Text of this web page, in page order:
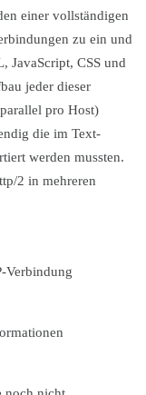
einer vollständigen
zu ein und
JavaScript, CSS und
jeder dieser
pro Host)
die im Text-
werden mussten.
2 in mehreren
Verbindung